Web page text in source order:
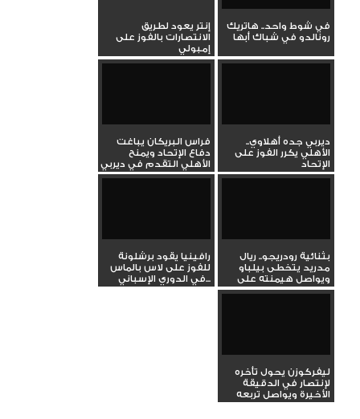
في شوط واحد.. هاتريك
رونالدو في شباك أبها
إنتر يعود لطريق
الانتصارات بالفوز على
إمبولي
ديربي جده أهلاوي..
الأهلي يكرر الفوز على
الإتحاد
فراس البريكان يباغت
دفاع الإتحاد ويمنح
الأهلي التقدم في ديربي
جده
بثنائية رودريجو.. ريال
مدريد يتخطى بيلباو
ويواصل هيمنته على
صدارة...
رافينيا يقود برشلونة
للفوز على لاس بالماس
في الدوري الإسباني...
ليفركوزن يحول تأخره
لإنتصار في الدقيقة
الأخيرة ويواصل تربعه